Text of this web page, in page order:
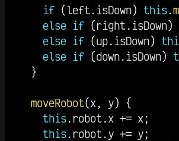
if (left. isDown) this.
else if (right. isDown)
else if (up. isDown)
else if (down. isDown)
}
moveRobot(x, y)
{
this.robot.x += x;
this.robot.y += y;